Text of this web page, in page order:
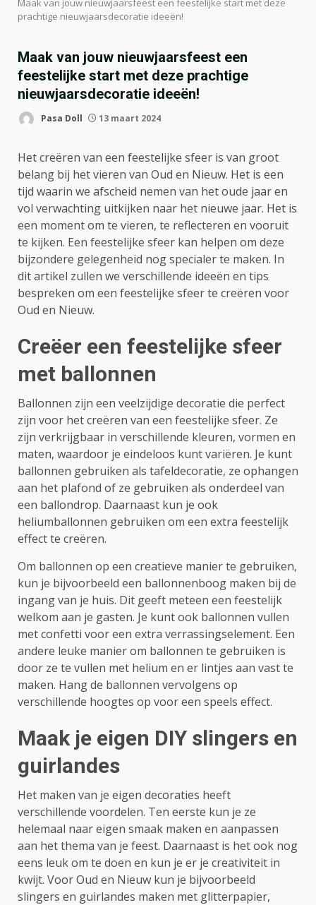
Maak van jouw nieuwjaarsfeest een feestelijke start met deze
prachtige nieuwjaarsdecoratie ideeën!
Maak van jouw nieuwjaarsfeest een
feestelijke start met deze prachtige
nieuwjaarsdecoratie ideeën!
Pasa Doll 13 maart 2024
Het creëren van een feestelijke sfeer is van groot
belang bij het vieren van Oud en Nieuw. Het is een
tijd waarin we afscheid nemen van het oude jaar en
vol verwachting uitkijken naar het nieuwe jaar. Het is
een moment om te vieren, te reflecteren en vooruit
te kijken. Een feestelijke sfeer kan helpen om deze
bijzondere gelegenheid nog specialer te maken. In
dit artikel zullen we verschillende ideeën en tips
bespreken om een feestelijke sfeer te creëren voor
Oud en Nieuw.
Creëer een feestelijke sfeer
met ballonnen
Ballonnen zijn een veelzijdige decoratie die perfect
zijn voor het creëren van een feestelijke sfeer. Ze
zijn verkrijgbaar in verschillende kleuren, vormen en
maten, waardoor je eindeloos kunt variëren. Je kunt
ballonnen gebruiken als tafeldecoratie, ze ophangen
aan het plafond of ze gebruiken als onderdeel van
een ballondrop. Daarnaast kun je ook
heliumballonnen gebruiken om een extra feestelijk
effect te creëren.
Om ballonnen op een creatieve manier te gebruiken,
kun je bijvoorbeeld een ballonnenboog maken bij de
ingang van je huis. Dit geeft meteen een feestelijk
welkom aan je gasten. Je kunt ook ballonnen vullen
met confetti voor een extra verrassingselement. Een
andere leuke manier om ballonnen te gebruiken is
door ze te vullen met helium en er lintjes aan vast te
maken. Hang de ballonnen vervolgens op
verschillende hoogtes op voor een speels effect.
Maak je eigen DIY slingers en
guirlandes
Het maken van je eigen decoraties heeft
verschillende voordelen. Ten eerste kun je ze
helemaal naar eigen smaak maken en aanpassen
aan het thema van je feest. Daarnaast is het ook nog
eens leuk om te doen en kun je er je creativiteit in
kwijt. Voor Oud en Nieuw kun je bijvoorbeeld
slingers en guirlandes maken met glitterpapier,